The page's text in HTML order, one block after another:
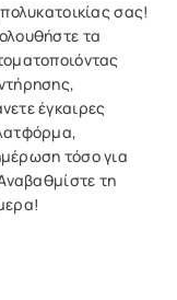
σας!
τα
έγκαιρες
τόσο για
τη